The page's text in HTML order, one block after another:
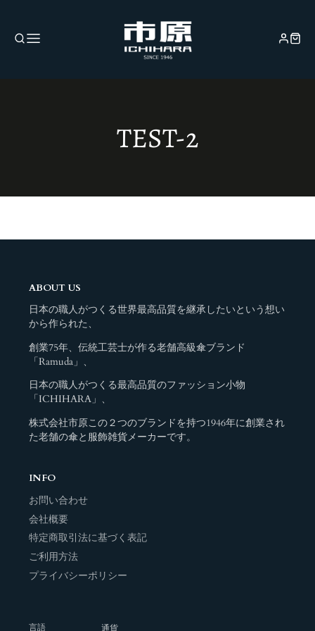
TEST-2
ABOUT US
日本の職人がつくる世界最高品質を継承したいという想い
から作られた、
創業75年、伝統工芸士が作る老舗高級傘ブランド
「Ramuda」、
日本の職人がつくる最高品質のファッション小物
「ICHIHARA」、
株式会社市原この２つのブランドを持つ1946年に創業され
た老舗の傘と服飾雑貨メーカーです。
INFO
お問い合わせ
会社概要
特定商取引法に基づく表記
ご利用方法
プライバシーポリシー
言語 通貨